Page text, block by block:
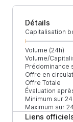
Détails
Capitalisation
Volume (24h)
Volume/
Prédominance
Offre en
Offre Totale
Évaluation
Minimum sur 24
Maximum sur
Liens